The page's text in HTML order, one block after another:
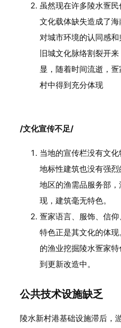
虽然现在许多陵水疍
文化载体缺失造成了
对城市环境的认同感
旧城文化脉络割裂开
显，随着时间流逝，
村中得到充分体现
/文化宣传不足/
当地的宣传栏没有文化
地标性建筑也没有强
地区的渔需品服务部
现，建筑毫无特色。
疍家语言、服饰、信
特色正是其文化的体
的渔业挖掘陵水疍家
到更新改造中。
公共技术设施缺乏
陵水新村港基础设施滞后，